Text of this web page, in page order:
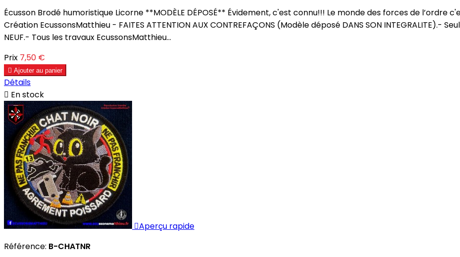
Écusson Brodé humoristique Licorne **MODÈLE DÉPOSÉ** Évidement, c'est connu!!! Le monde des forces de l’ordre
Création EcussonsMatthieu - FAITES ATTENTION AUX CONTREFAÇONS (Modèle déposé DANS SON INTEGRALITE).-
NEUF.- Tous les travaux EcussonsMatthieu...
Prix 7,50 €
 Ajouter au panier
Détails
 En stock
Aperçu rapide
Référence: B-CHATNR